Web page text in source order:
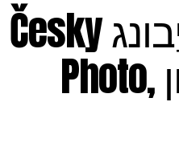
Česky טערריער: בריד באַשרייַבונג,
Photo, באריכטן די נאַטור און